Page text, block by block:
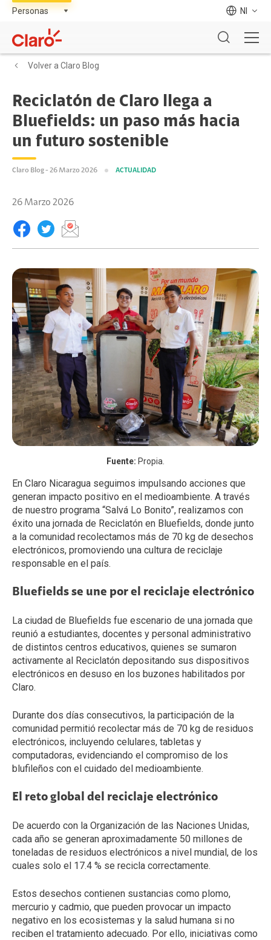
NI
Volver a Claro Blog
Reciclatón de Claro llega a
Bluefields: un paso más hacia
un futuro sostenible
Claro Blog - 26 Marzo 2026 ACTUALIDAD
26 Marzo 2026
Fuente: Propia.
En Claro Nicaragua seguimos impulsando acciones que
generan impacto positivo en el medioambiente. A través
de nuestro programa “Salvá Lo Bonito”, realizamos con
éxito una jornada de Reciclatón en Bluefields, donde junto
a la comunidad recolectamos más de 70 kg de desechos
electrónicos, promoviendo una cultura de reciclaje
responsable en el país.
Bluefields se une por el reciclaje electrónico
La ciudad de Bluefields fue escenario de una jornada que
reunió a estudiantes, docentes y personal administrativo
de distintos centros educativos, quienes se sumaron
activamente al Reciclatón depositando sus dispositivos
electrónicos en desuso en los buzones habilitados por
Claro.
Durante dos días consecutivos, la participación de la
comunidad permitió recolectar más de 70 kg de residuos
electrónicos, incluyendo celulares, tabletas y
computadoras, evidenciando el compromiso de los
blufileños con el cuidado del medioambiente.
El reto global del reciclaje electrónico
De acuerdo con la Organización de las Naciones Unidas,
cada año se generan aproximadamente 50 millones de
toneladas de residuos electrónicos a nivel mundial, de los
cuales solo el 17.4 % se recicla correctamente.
Estos desechos contienen sustancias como plomo,
mercurio y cadmio, que pueden provocar un impacto
negativo en los ecosistemas y la salud humana si no
reciben el tratamiento adecuado. Por ello, iniciativas como